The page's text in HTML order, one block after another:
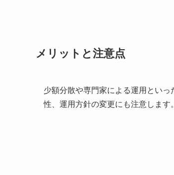
メリットと注意点
少額分散や専門家による運用とい
性、運用方針の変更にも注意します。